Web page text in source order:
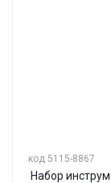
код 5115-8867
Набор